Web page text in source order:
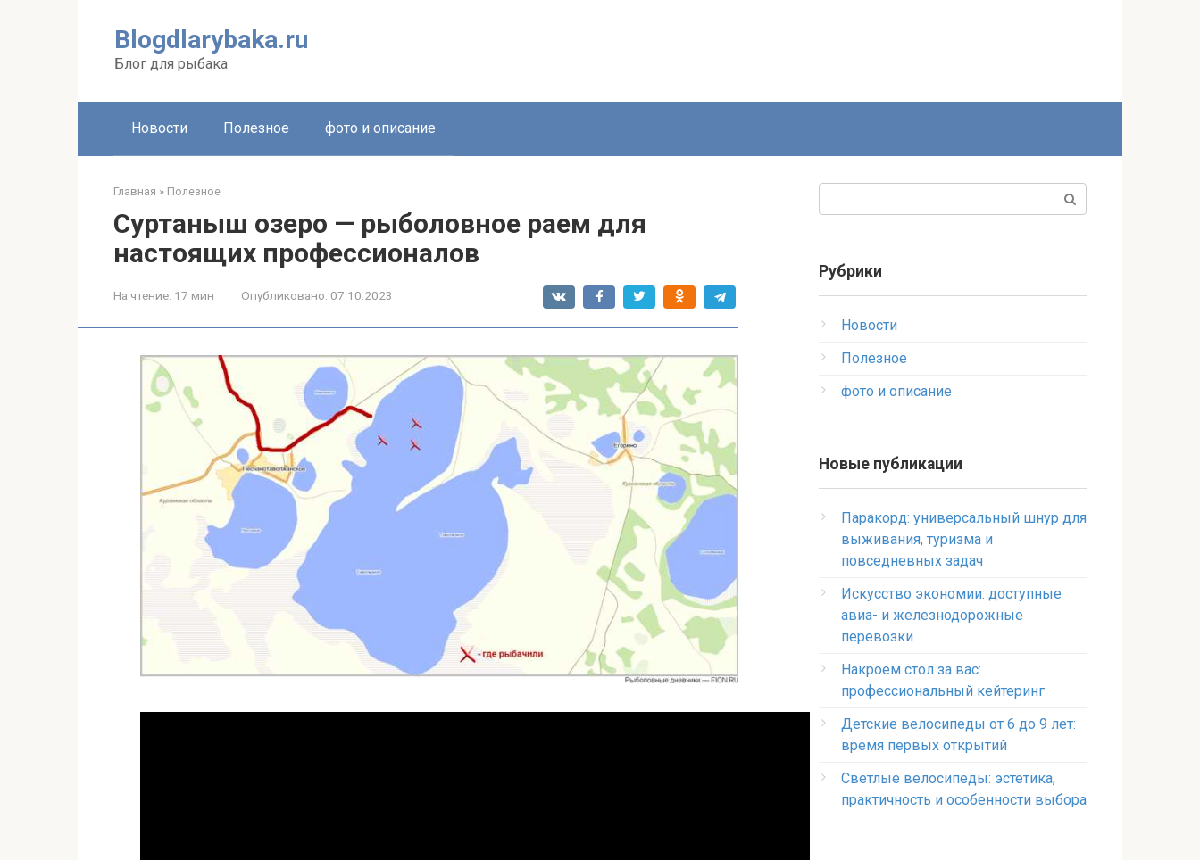
Blogdlarybaka.ru
Блог для рыбака
Новости Полезное фото и описание
Главная » Полезное
Суртаныш озеро — рыболовное раем для
настоящих профессионалов
На чтение: 17 мин Опубликовано: 07.10.2023
Рубрики
Новости
Полезное
фото и описание
Новые публикации
Паракорд: универсальный шнур для
выживания, туризма и
повседневных задач
Искусство экономии: доступные
авиа- и железнодорожные
перевозки
Накроем стол за вас:
профессиональный кейтеринг
Детские велосипеды от 6 до 9 лет:
время первых открытий
Светлые велосипеды: эстетика,
практичность и особенности выбора